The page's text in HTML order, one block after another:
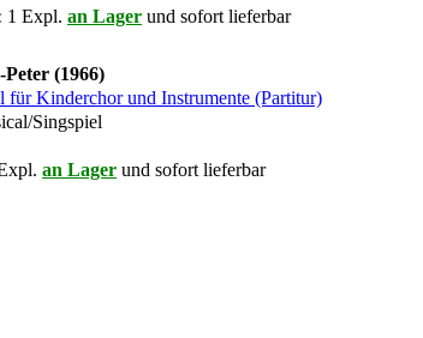
1 Expl. an Lager und sofort lieferbar
(1966)
für Kinderchor und Instrumente (Partitur)
Singspiel
an Lager und sofort lieferbar